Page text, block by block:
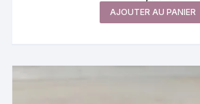
AJOUTER AU PANIER